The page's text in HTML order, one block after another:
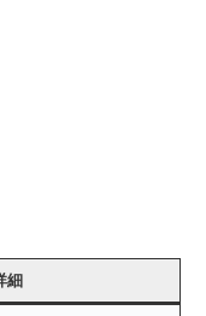
細